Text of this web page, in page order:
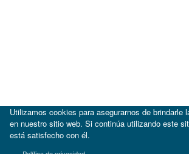
Utilizamos cookies para asegurarnos de brindarle
en nuestro sitio web. Si continúa utilizando este
está satisfecho con él.